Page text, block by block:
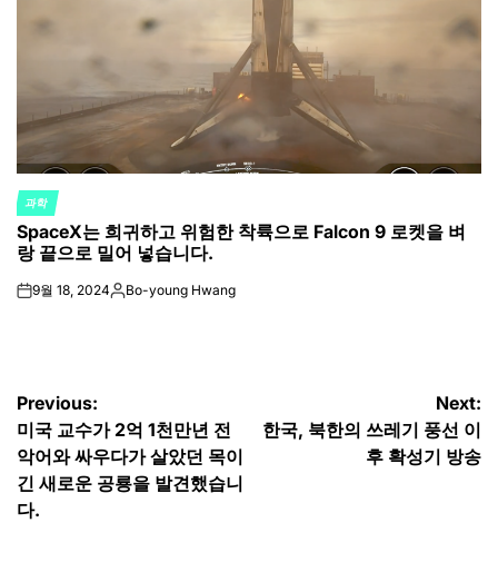
POSTED
IN
과학
SpaceX는 희귀하고 위험한 착륙으로 Falcon 9 로켓을 벼
랑 끝으로 밀어 넣습니다.
on9월 18, 2024Posted
Bo-young Hwang
글
탐
색
Previous:
미국 교수가 2억 1천만년 전
악어와 싸우다가 살았던 목이
긴 새로운 공룡을 발견했습니
다.
Next:
한국, 북한의 쓰레기 풍선 이
후 확성기 방송